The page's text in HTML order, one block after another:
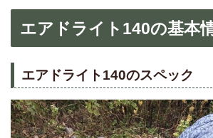
エアドライト140の基本
エアドライト140のスペック